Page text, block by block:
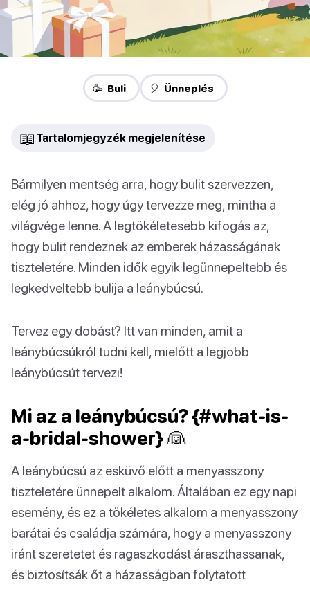
🥳 Buli 🎈 Ünneplés
📖 Tartalomjegyzék megjelenítése
Bármilyen mentség arra, hogy bulit szervezzen,
elég jó ahhoz, hogy úgy tervezze meg, mintha a
világvége lenne. A legtökéletesebb kifogás az,
hogy bulit rendeznek az emberek házasságának
tiszteletére. Minden idők egyik legünnepeltebb és
legkedveltebb bulija a leánybúcsú.
Tervez egy dobást? Itt van minden, amit a
leánybúcsúkról tudni kell, mielőtt a legjobb
leánybúcsút tervezi!
Mi az a leánybúcsú? {#what-is-
a-bridal-shower} 👰
A leánybúcsú az esküvő előtt a menyasszony
tiszteletére ünnepelt alkalom. Általában ez egy napi
esemény, és ez a tökéletes alkalom a menyasszony
barátai és családja számára, hogy a menyasszony
iránt szeretetet és ragaszkodást áraszthassanak,
és biztosítsák őt a házasságban folytatott